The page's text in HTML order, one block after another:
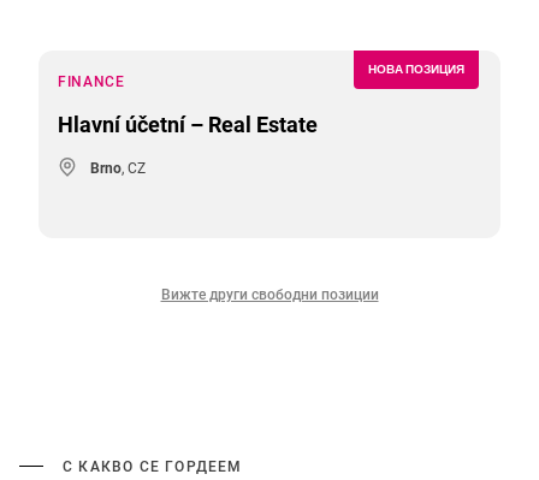
НОВА ПОЗИЦИЯ
FINANCE
Hlavní účetní – Real Estate
Brno, CZ
Вижте други свободни позиции
С КАКВО СЕ ГОРДЕЕМ